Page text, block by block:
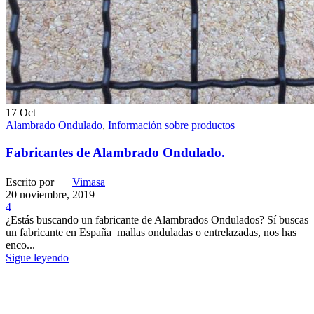
17 Oct
Alambrado Ondulado, Información sobre productos
Fabricantes de Alambrado Ondulado.
Escrito por
Vimasa
20 noviembre, 2019
4
¿Estás buscando un fabricante de Alambrados Ondulados? Sí buscas
un fabricante en España mallas onduladas o entrelazadas, nos has
enco...
Sigue leyendo